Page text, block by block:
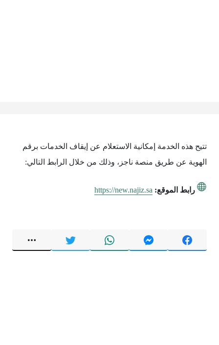
تتيح هذه الخدمة إمكانية الاستعلام عن إيقاف الخدمات برقم
الهوية عن طريق منصة ناجز، وذلك من خلال الرابط التالي:
رابط الموقع: https://new.najiz.sa